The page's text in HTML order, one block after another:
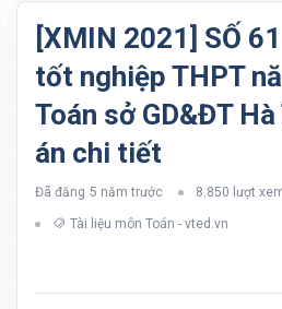
[XMIN 2021] SỐ
tốt nghiệp THPT
Toán sở GD&ĐT
án chi tiết
Đã đăng 5 năm trước 8.850 lượt
Tài liệu môn Toán - vted.vn